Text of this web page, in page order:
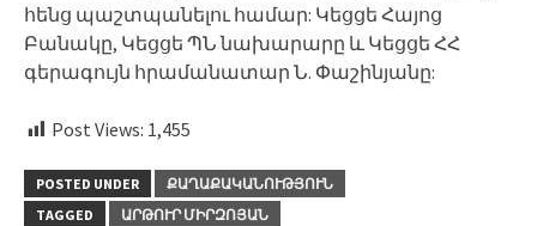
հենց պաշտպանելու համար: Կեցցե Հայոց
Բանակը, Կեցցե ՊՆ նախարարը և Կեցցե ՀՀ
գերագույն հրամանատար Ն. Փաշինյանը:
Post Views: 1,455
POSTED UNDER
ՔԱՂԱՔԱԿԱՆՈՒԹՅՈՒՆ
TAGGED
ԱՐԹՈՒՐ ՄԻՐԶՈՅԱՆ